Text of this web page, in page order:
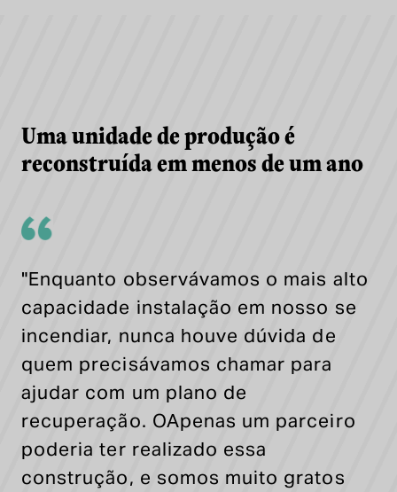
Uma unidade de produção é
reconstruída em menos de um ano
"Enquanto observávamos o mais alto
capacidade instalação em nosso se
incendiar, nunca houve dúvida de
quem precisávamos chamar para
ajudar com um plano de
recuperação. OApenas um parceiro
poderia ter realizado essa
construção, e somos muito gratos